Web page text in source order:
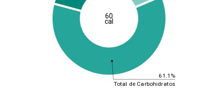
61.1%
Total de Carbohidratos
60
cal